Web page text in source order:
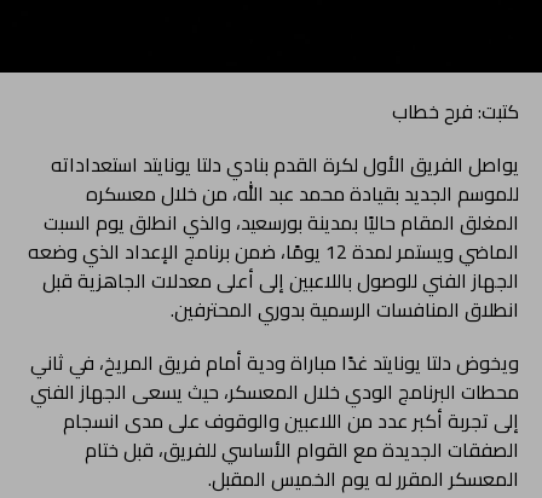
كتبت: فرح خطاب
يواصل الفريق الأول لكرة القدم بنادي دلتا يونايتد استعداداته
للموسم الجديد بقيادة محمد عبد الله، من خلال معسكره
المغلق المقام حاليًا بمدينة بورسعيد، والذي انطلق يوم السبت
الماضي ويستمر لمدة 12 يومًا، ضمن برنامج الإعداد الذي وضعه
الجهاز الفني للوصول باللاعبين إلى أعلى معدلات الجاهزية قبل
انطلاق المنافسات الرسمية بدوري المحترفين.
ويخوض دلتا يونايتد غدًا مباراة ودية أمام فريق المريخ، في ثاني
محطات البرنامج الودي خلال المعسكر، حيث يسعى الجهاز الفني
إلى تجربة أكبر عدد من اللاعبين والوقوف على مدى انسجام
الصفقات الجديدة مع القوام الأساسي للفريق، قبل ختام
المعسكر المقرر له يوم الخميس المقبل.